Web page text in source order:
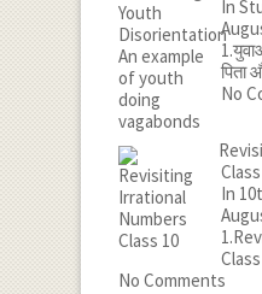
In
पिता
No
In
No Comments